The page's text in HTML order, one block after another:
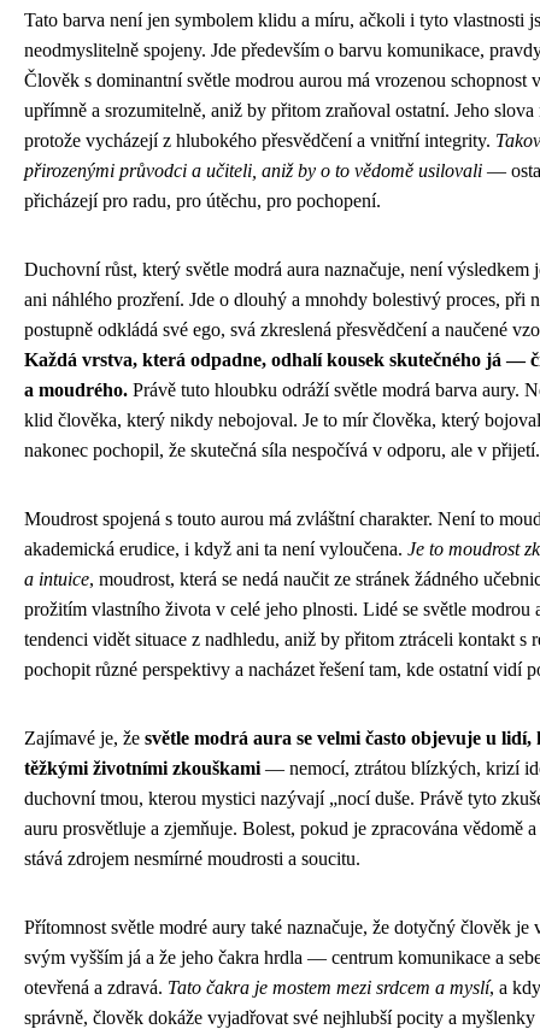
Tato barva není jen symbolem klidu a míru, ačkoli i tyto vlastnosti
neodmyslitelně spojeny. Jde především o barvu komunikace,
Člověk s dominantní světle modrou aurou má vrozenou schopnost
upřímně a srozumitelně, aniž by přitom zraňoval ostatní. Jeho slova
protože vycházejí z hlubokého přesvědčení a vnitřní integrity.
přirozenými průvodci a učiteli, aniž by o to vědomě usilovali —
přicházejí pro radu, pro útěchu, pro pochopení.
Duchovní růst, který světle modrá aura naznačuje, není výsledkem
ani náhlého prozření. Jde o dlouhý a mnohdy bolestivý proces, při
postupně odkládá své ego, svá zkreslená přesvědčení a naučené
Každá vrstva, která odpadne, odhalí kousek skutečného já —
a moudrého. Právě tuto hloubku odráží světle modrá barva aury.
klid člověka, který nikdy nebojoval. Je to mír člověka, který
nakonec pochopil, že skutečná síla nespočívá v odporu, ale v přijetí.
Moudrost spojená s touto aurou má zvláštní charakter. Není to
akademická erudice, i když ani ta není vyloučena. Je to moudrost
a intuice, moudrost, která se nedá naučit ze stránek žádného
prožitím vlastního života v celé jeho plnosti. Lidé se světle modrou
tendenci vidět situace z nadhledu, aniž by přitom ztráceli kontakt s
pochopit různé perspektivy a nacházet řešení tam, kde ostatní vidí
Zajímavé je, že světle modrá aura se velmi často objevuje u
těžkými životními zkouškami — nemocí, ztrátou blízkých, krizí
duchovní tmou, kterou mystici nazývají „nocí duše. Právě tyto
auru prosvětluje a zjemňuje. Bolest, pokud je zpracována vědomě
stává zdrojem nesmírné moudrosti a soucitu.
Přítomnost světle modré aury také naznačuje, že dotyčný člověk je
svým vyšším já a že jeho čakra hrdla — centrum komunikace a
otevřená a zdravá. Tato čakra je mostem mezi srdcem a myslí, a
správně, člověk dokáže vyjadřovat své nejhlubší pocity a